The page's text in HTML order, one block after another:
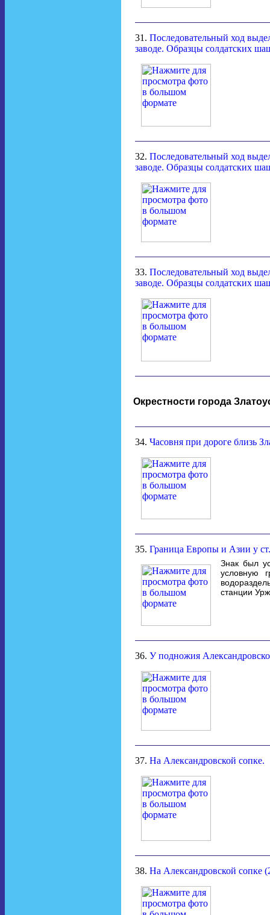
31. Последовательный ход
заводе. Образцы солдатских
32. Последовательный ход
заводе. Образцы солдатских
33. Последовательный ход
заводе. Образцы солдатских
Окрестности города
34. Часовня при дороге близь
35. Граница Европы и Азии у
Знак был
условную
станции
36. У подножия
37. На Александровской сопке.
38. На Александровской сопке